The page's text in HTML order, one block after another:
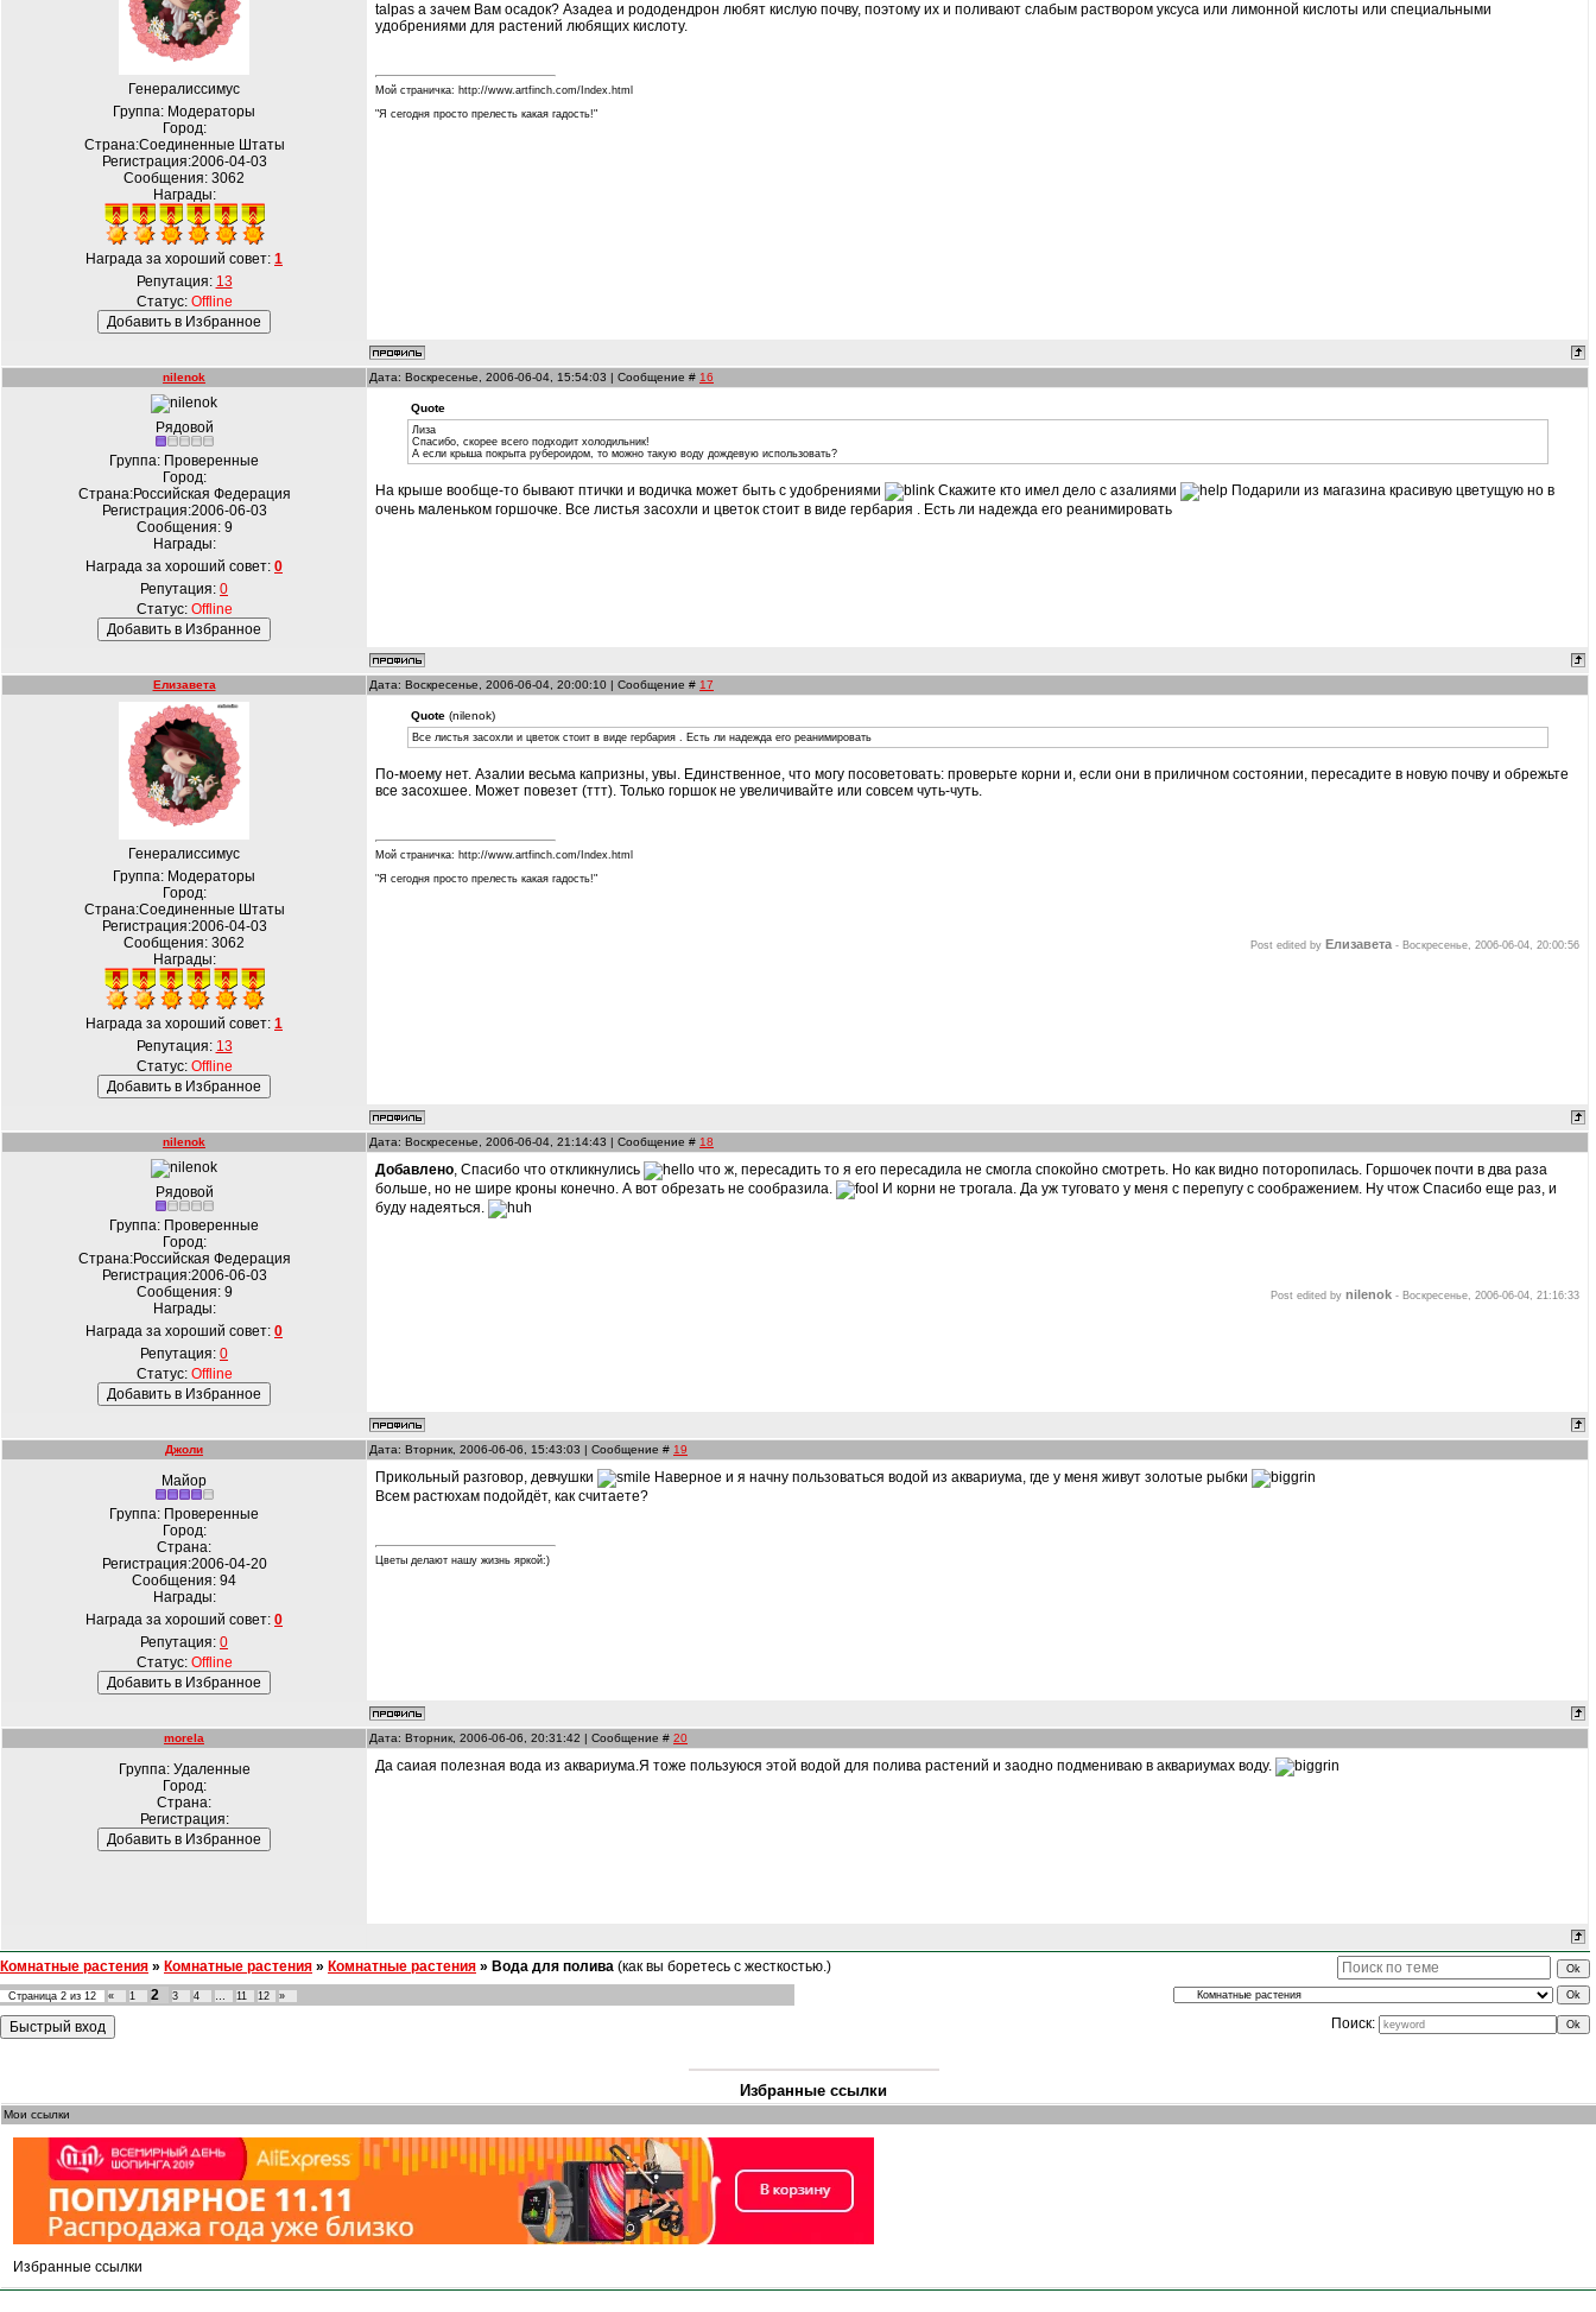
Генералиссимус
Группа: Модераторы
Город:
Страна:Соединенные Штаты
Регистрация:2006-04-03
Сообщения: 3062
Награды:
Награда за хороший совет: 1
Репутация: 13
Статус: Offline
talpas а зачем Вам осадок? Азадеа и рододендрон любят кислую почву, поэтому их и поливают слабым раствором уксуса или лимонной кислоты или специальными
удобрениями для растений любящих кислоту.
Мой страничка: http://www.artfinch.com/Index.html
"Я сегодня просто прелесть какая гадость!"
nilenok Дата: Воскресенье, 2006-06-04, 15:54:03 | Сообщение # 16
Рядовой
Группа: Проверенные
Город:
Страна:Российская Федерация
Регистрация:2006-06-03
Сообщения: 9
Награды:
Награда за хороший совет: 0
Репутация: 0
Статус: Offline
Quote
Лиза
Спасибо, скорее всего подходит холодильник!
А если крыша покрыта рубероидом, то можно такую воду дождевую использовать?
На крыше вообще-то бывают птички и водичка может быть с удобрениями Скажите кто имел дело с азалиями
Подарили из магазина красивую цветущую но в
очень маленьком горшочке. Все листья засохли и цветок стоит в виде гербария . Есть ли надежда его реанимировать
Елизавета Дата: Воскресенье, 2006-06-04, 20:00:10 | Сообщение # 17
Генералиссимус
Группа: Модераторы
Город:
Страна:Соединенные Штаты
Регистрация:2006-04-03
Сообщения: 3062
Награды:
Награда за хороший совет: 1
Репутация: 13
Статус: Offline
Quote(nilenok)
Все листья засохли и цветок стоит в виде гербария . Есть ли надежда его реанимировать
По-моему нет. Азалии весьма капризны, увы. Единственное, что могу посоветовать: проверьте корни и, если они в приличном состоянии, пересадите в новую почву и обрежьте
все засохшее. Может повезет (ттт). Только горшок не увеличивайте или совсем чуть-чуть.
Мой страничка: http://www.artfinch.com/Index.html
"Я сегодня просто прелесть какая гадость!"
Post edited by Елизавета - Воскресенье, 2006-06-04, 20:00:56
nilenok Дата: Воскресенье, 2006-06-04, 21:14:43 | Сообщение # 18
Рядовой
Группа: Проверенные
Город:
Страна:Российская Федерация
Регистрация:2006-06-03
Сообщения: 9
Награды:
Награда за хороший совет: 0
Репутация: 0
Статус: Offline
Добавлено, Спасибо что откликнулись
что ж, пересадить то я его пересадила не смогла спокойно смотреть. Но как видно поторопилась. Горшочек почти в два раза
больше, но не шире кроны конечно. А вот обрезать не сообразила.
И корни не трогала. Да уж туговато у меня с перепугу с соображением. Ну чтож Спасибо еще раз, и
буду надеяться.
Post edited by nilenok - Воскресенье, 2006-06-04, 21:16:33
Джоли Дата: Вторник, 2006-06-06, 15:43:03 | Сообщение # 19
Майор
Группа: Проверенные
Город:
Страна:
Регистрация:2006-04-20
Сообщения: 94
Награды:
Награда за хороший совет: 0
Репутация: 0
Статус: Offline
Прикольный разговор, девчушки
Наверное и я начну пользоваться водой из аквариума, где у меня живут золотые рыбки
Всем растюхам подойдёт, как считаете?
Цветы делают нашу жизнь яркой:)
morela Дата: Вторник, 2006-06-06, 20:31:42 | Сообщение # 20
Группа: Удаленные
Город:
Страна:
Регистрация:
Да саиая полезная вода из аквариума.Я тоже пользуюся этой водой для полива растений и заодно подмениваю в аквариумах воду.
Комнатные растения » Комнатные растения » Комнатные растения » Вода для полива (как вы боретесь с жесткостью.)
Страница 2 из 12 « 1 2 3 4 … 11 12 »
Поиск:
Избранные ссылки
Мои ссылки
Избранные ссылки